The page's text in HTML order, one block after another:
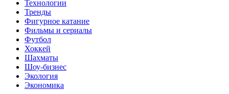
Технологии
Тренды
Фигурное катание
Фильмы и сериалы
Футбол
Хоккей
Шахматы
Шоу-бизнес
Экология
Экономика